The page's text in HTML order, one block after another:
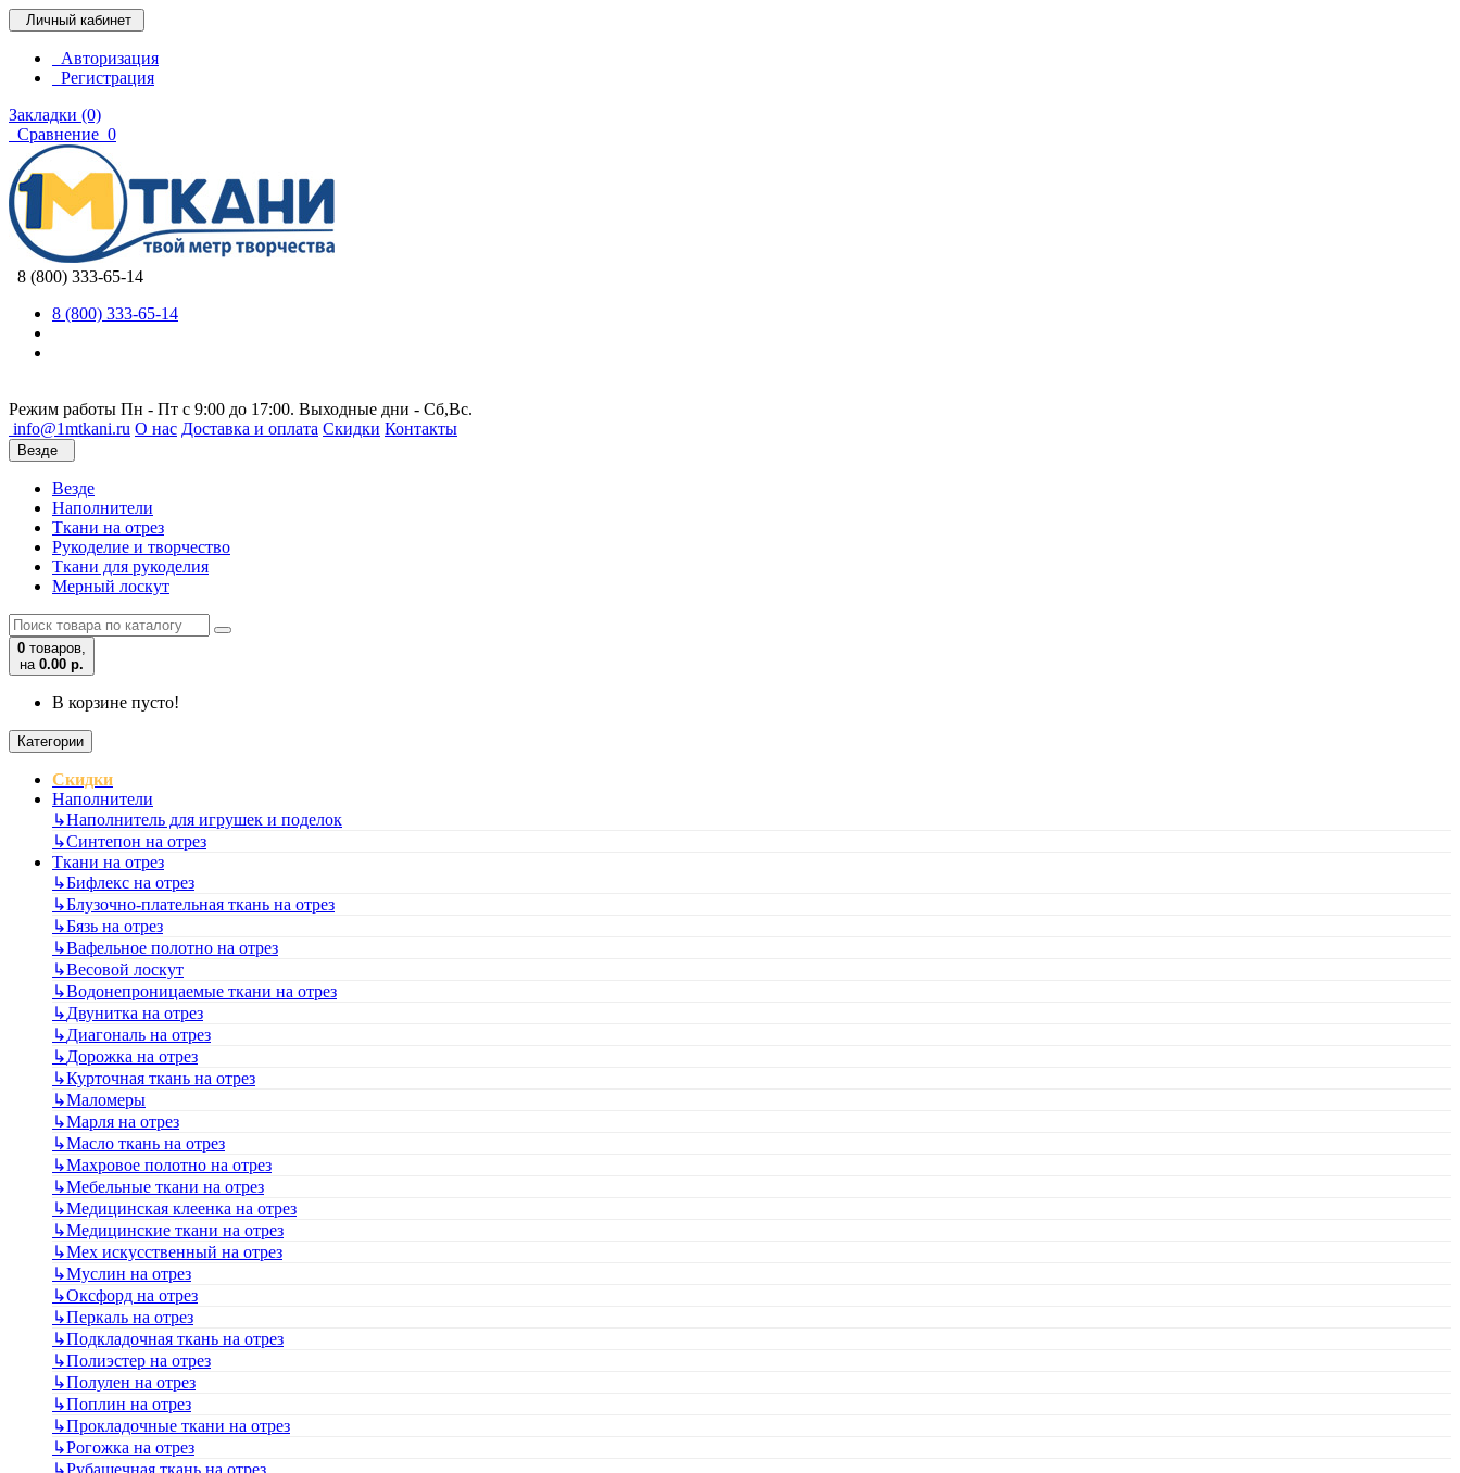
Личный кабинет
Авторизация
Регистрация
Закладки (0)
Сравнение 0
8 (800) 333-65-14
8 (800) 333-65-14
Режим работы Пн - Пт с 9:00 до 17:00. Выходные дни - Сб,Вс.
info@1mtkani.ru О нас Доставка и оплата Скидки Контакты
Везде
Везде
Наполнители
Ткани на отрез
Рукоделие и творчество
Ткани для рукоделия
Мерный лоскут
0 товаров,
на 0.00 р.
В корзине пусто!
Категории
Скидки
Наполнители
↳Наполнитель для игрушек и поделок
↳Синтепон на отрез
Ткани на отрез
↳Бифлекс на отрез
↳Блузочно-плательная ткань на отрез
↳Бязь на отрез
↳Вафельное полотно на отрез
↳Весовой лоскут
↳Водонепроницаемые ткани на отрез
↳Двунитка на отрез
↳Диагональ на отрез
↳Дорожка на отрез
↳Курточная ткань на отрез
↳Маломеры
↳Марля на отрез
↳Масло ткань на отрез
↳Махровое полотно на отрез
↳Мебельные ткани на отрез
↳Медицинская клеенка на отрез
↳Медицинские ткани на отрез
↳Мех искусственный на отрез
↳Муслин на отрез
↳Оксфорд на отрез
↳Перкаль на отрез
↳Подкладочная ткань на отрез
↳Полиэстер на отрез
↳Полулен на отрез
↳Поплин на отрез
↳Прокладочные ткани на отрез
↳Рогожка на отрез
↳Рубашечная ткань на отрез